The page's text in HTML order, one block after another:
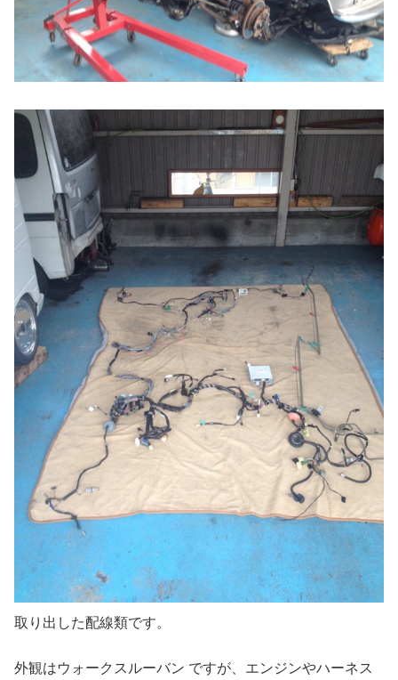
取り出した配線類です。
外観はウォークスルーバン ですが、エンジンやハーネス